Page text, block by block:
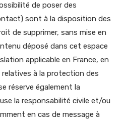
de poser des
sont à la disposition des
de supprimer, sans mise en
déposé dans cet espace
applicable en France, en
à la protection des
réserve également la
la responsabilité civile et/ou
en cas de message à